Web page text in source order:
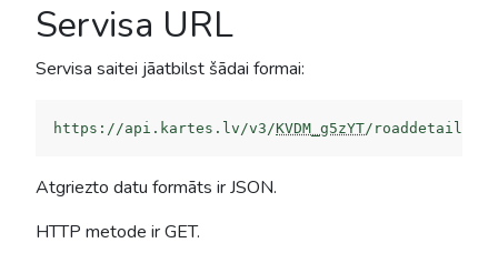
Servisa URL
Servisa saitei jāatbilst šādai formai:
https://api.kartes.lv/v3/KVDM_g5zYT/roaddetail?
Atgriezto datu formāts ir JSON.
HTTP metode ir GET.